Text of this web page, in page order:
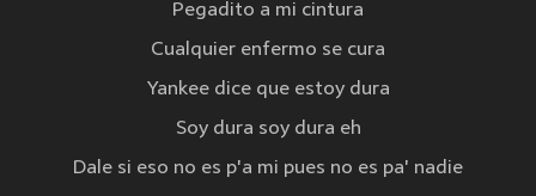
Pegadito a mi cintura
Cualquier enfermo se cura
Yankee dice que estoy dura
Soy dura soy dura eh
Dale si eso no es p'a mi pues no es pa' nadie